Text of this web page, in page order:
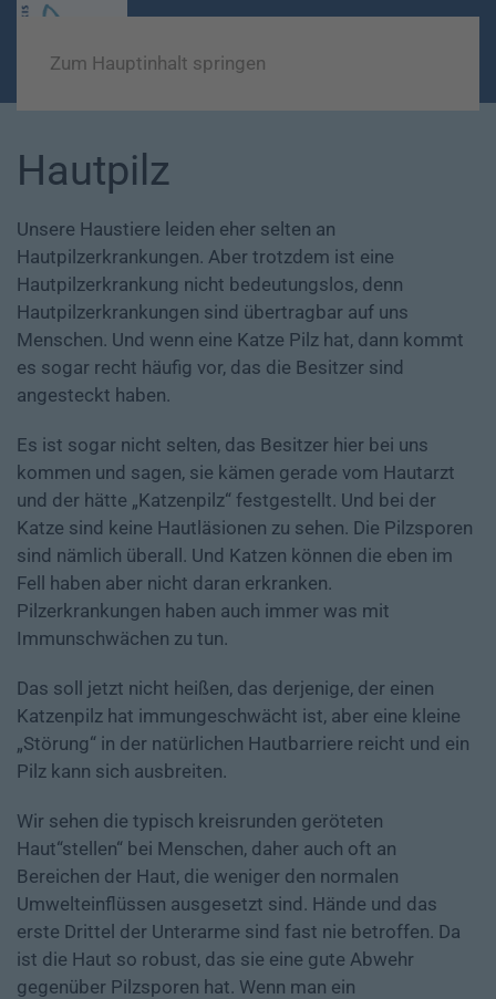
Zum Hauptinhalt springen
Hautpilz
Unsere Haustiere leiden eher selten an
Hautpilzerkrankungen. Aber trotzdem ist eine
Hautpilzerkrankung nicht bedeutungslos, denn
Hautpilzerkrankungen sind übertragbar auf uns
Menschen. Und wenn eine Katze Pilz hat, dann kommt
es sogar recht häufig vor, das die Besitzer sind
angesteckt haben.
Es ist sogar nicht selten, das Besitzer hier bei uns
kommen und sagen, sie kämen gerade vom Hautarzt
und der hätte „Katzenpilz“ festgestellt. Und bei der
Katze sind keine Hautläsionen zu sehen. Die Pilzsporen
sind nämlich überall. Und Katzen können die eben im
Fell haben aber nicht daran erkranken.
Pilzerkrankungen haben auch immer was mit
Immunschwächen zu tun.
Das soll jetzt nicht heißen, das derjenige, der einen
Katzenpilz hat immungeschwächt ist, aber eine kleine
„Störung“ in der natürlichen Hautbarriere reicht und ein
Pilz kann sich ausbreiten.
Wir sehen die typisch kreisrunden geröteten
Haut“stellen“ bei Menschen, daher auch oft an
Bereichen der Haut, die weniger den normalen
Umwelteinflüssen ausgesetzt sind. Hände und das
erste Drittel der Unterarme sind fast nie betroffen. Da
ist die Haut so robust, das sie eine gute Abwehr
gegenüber Pilzsporen hat. Wenn man ein